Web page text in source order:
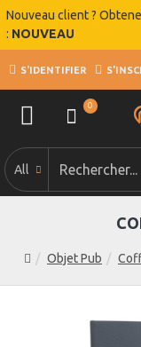
Nouveau client ?
: NOUVEAU
S'IDENTIFIER
0
All
Objet Pub